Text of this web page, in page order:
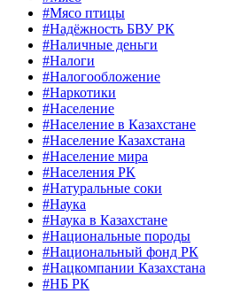
#Мясо птицы
#Надёжность БВУ РК
#Наличные деньги
#Налоги
#Налогообложение
#Наркотики
#Население
#Население в Казахстане
#Население Казахстана
#Население мира
#Населения РК
#Натуральные соки
#Наука
#Наука в Казахстане
#Национальные породы
#Национальный фонд РК
#Нацкомпании Казахстана
#НБ РК